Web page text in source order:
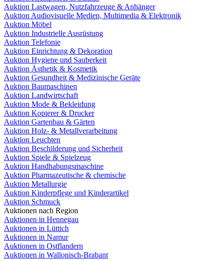
Auktion Lastwagen, Nutzfahrzeuge & Anhänger
Auktion Audiovisuelle Medien, Multimedia & Elektronik
Auktion Möbel
Auktion Industrielle Ausrüstung
Auktion Telefonie
Auktion Einrichtung & Dekoration
Auktion Hygiene und Sauberkeit
Auktion Ästhetik & Kosmetik
Auktion Gesundheit & Medizinische Geräte
Auktion Baumaschinen
Auktion Landwirtschaft
Auktion Mode & Bekleidung
Auktion Kopierer & Drucker
Auktion Gartenbau & Gärten
Auktion Holz- & Metallverarbeitung
Auktion Leuchten
Auktion Beschilderung und Sicherheit
Auktion Spiele & Spielzeug
Auktion Handhabungsmaschine
Auktion Pharmazeutische & chemische
Auktion Metallurgie
Auktion Kinderpflege und Kinderartikel
Auktion Schmuck
Auktionen nach Region
Auktionen in Hennegau
Auktionen in Lüttich
Auktionen in Namur
Auktionen in Ostflandern
Auktionen in Wallonisch-Brabant